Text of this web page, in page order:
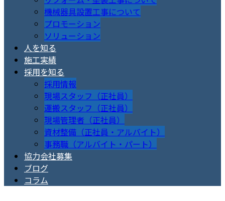
機械器具設置工事について
プロモーション
ソリューション
人を知る
施工実績
採用を知る
採用情報
現場スタッフ（正社員）
運搬スタッフ（正社員）
現場管理者（正社員）
資材整備（正社員・アルバイト）
事務職（アルバイト・パート）
協力会社募集
ブログ
コラム